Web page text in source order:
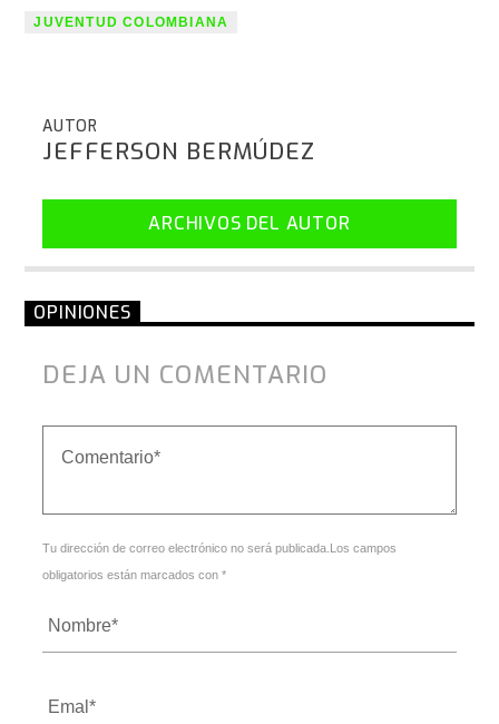
JUVENTUD COLOMBIANA
AUTOR
JEFFERSON BERMÚDEZ
ARCHIVOS DEL AUTOR
OPINIONES
DEJA UN COMENTARIO
Tu dirección de correo electrónico no será publicada.Los campos
obligatorios están marcados con *